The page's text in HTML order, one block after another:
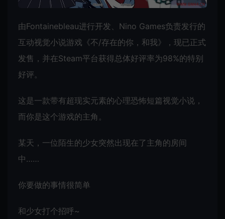
由Fontainebleau进行开发、Nino Games负责发行的
互动视觉小说游戏《不/存在的你，和我》，现已正式
发售，并在Steam平台获得总体好评率为98%的特别
好评。
这是一款带有超现实元素的心理恐怖短篇视觉小说，
而你是这个游戏的主角。
某天，一位陌生的少女突然出现在了主角的房间
中……
你要做的事情很简单
和少女打个招呼~